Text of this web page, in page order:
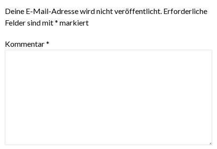
Deine E-Mail-Adresse wird nicht veröffentlicht. Erforderliche
Felder sind mit* markiert
Kommentar*